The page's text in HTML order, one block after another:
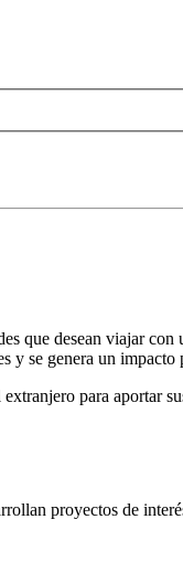
que desean viajar
y se genera un impacto
para aportar
proyectos de